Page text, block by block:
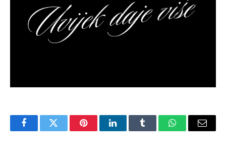
FacebookTwitter PinterestLinkedInTumblr WhatsAppEmail